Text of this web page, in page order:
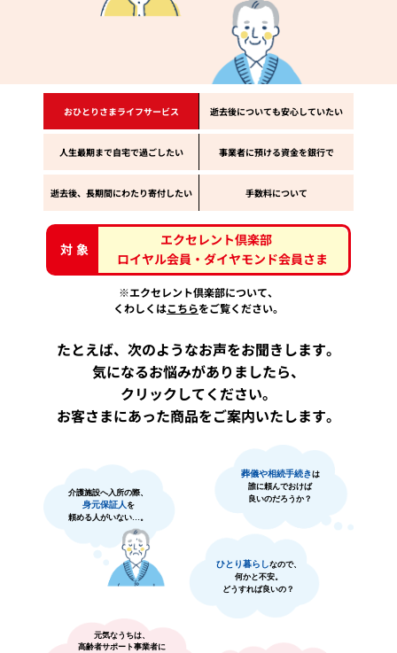
おひとりさまライフサービス 逝去後についても安心していたい
人生最期まで自宅で過ごしたい 事業者に預ける資金を銀行で
逝去後、長期間にわたり寄付したい 手数料について
対象
エクセレント倶楽部
ロイヤル会員・ダイヤモンド会員さま
※エクセレント倶楽部について、
くわしくはこちらをご覧ください。
たとえば、次のようなお声をお聞きします。
気になるお悩みがありましたら、
クリックしてください。
お客さまにあった商品をご案内いたします。
介護施設へ入所の際、
身元保証人 を
頼める人がいない…。
葬儀や相続手続きは
誰に頼んでおけば
良いのだろうか？
ひとり暮らしなので、
何かと不安。
どうすれば良いの？
元気なうちは、
高齢者サポート事業者に